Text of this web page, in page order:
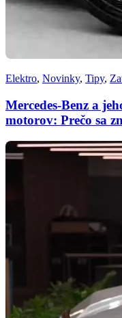
Elektro, Novinky, Tipy,
Mercedes-Benz a
motorov: Prečo sa